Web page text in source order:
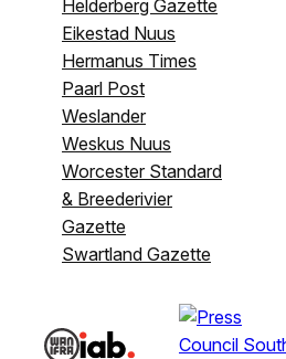
Helderberg Gazette
Eikestad Nuus
Hermanus Times
Paarl Post
Weslander
Weskus Nuus
Worcester Standard
& Breederivier
Gazette
Swartland Gazette